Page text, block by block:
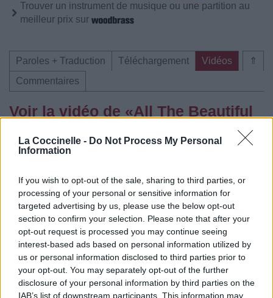
La Coccinelle - Do Not Process My Personal
Information
If you wish to opt-out of the sale, sharing to third parties, or
processing of your personal or sensitive information for
targeted advertising by us, please use the below opt-out
section to confirm your selection. Please note that after your
opt-out request is processed you may continue seeing
interest-based ads based on personal information utilized by
us or personal information disclosed to third parties prior to
your opt-out. You may separately opt-out of the further
disclosure of your personal information by third parties on the
IAB’s list of downstream participants. This information may
Trouver un instrument de musique ou une partition au
meilleur prix sur
⇑
Paroles + Traduction Téléchargement
Vidéos
Commentaires
Voir la vidéo de «All The Beautiful
Things»
Paroles + Traduction Téléchargement Vidéos